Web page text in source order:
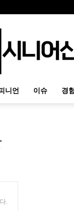
시
니언 이슈 경
.